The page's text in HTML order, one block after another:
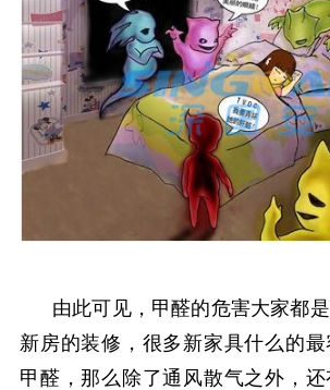
由此可见，甲醛的危害大家都
新房的装修，很多新家具什么的
甲醛，那么除了通风散气之外，